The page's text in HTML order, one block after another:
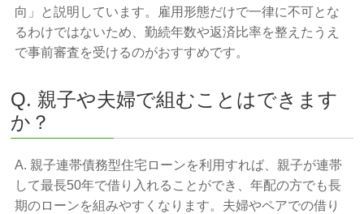
向」と説明しています。雇用形態だけで一律に不可とな
るわけではないため、勤続年数や返済比率を整えたうえ
で事前審査を受けるのがおすすめです。
Q. 親子や夫婦で組むことはできます
か？
A. 親子連帯債務型住宅ローンを利用すれば、親子が連帯
して最長50年で借り入れることができ、年配の方でも長
期のローンを組みやすくなります。夫婦やペアでの借り